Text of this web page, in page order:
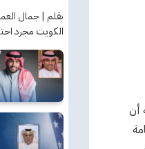
أن
بقلم | جمال
الكويت مجرد